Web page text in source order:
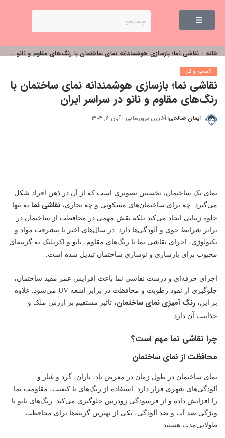
خانه - نقاشی نما؛ بازسازی هوشمندانه نمای ساختمان با رنگ‌های مقاوم و نانو در سراسر ایران
کسب و کار
نقاشی نما؛ بازسازی هوشمندانه نمای ساختمان با
رنگ‌های مقاوم و نانو در سراسر ایران
ایمان صالحی آخرین بروزرسانی : آبان ۶, ۱۴۰۴
نمای یک ساختمان، نخستین تصویری است که از آن در ذهن افراد شکل
می‌گیرد. چه برای ساختمان‌های مسکونی و چه تجاری، نقاشی نما نه تنها
جلوه زیبایی ایجاد می‌کند بلکه نقش مهمی در محافظت از ساختمان در
برابر شرایط جوی و آلودگی‌ها دارد. در سال‌های اخیر با پیشرفت مواد و
تکنولوژی، اجرای نقاشی نما با رنگ‌های مقاوم، نانو و اکریلیک به گزینه‌ای
محبوب برای بازسازی و نوسازی ساختمان تبدیل شده است.
اجرای حرفه‌ای و درست نقاشی نما باعث افزایش عمر مفید ساختمان،
جلوگیری از نفوذ رطوبت و محافظت در برابر اشعه UV می‌شود. علاوه
بر این، رنگ آمیزی نمای ساختمان، تاثیر مستقیم بر ارزش ملک و
جذابیت آن دارد.
چرا نقاشی نما مهم است؟
محافظت از نمای ساختمان
نمای ساختمان در طول زمان در معرض باد، باران، گرد و غبار و
آلودگی‌های شهری قرار دارد. استفاده از رنگ‌های با کیفیت، مقاومت نما
را افزایش داده و از فرسودگی زودرس جلوگیری می‌کند. رنگ‌های نانو با
ویژگی ضد آب و ضد آلودگی، یکی از بهترین گزینه‌ها برای محافظت
طولانی‌مدت هستند.